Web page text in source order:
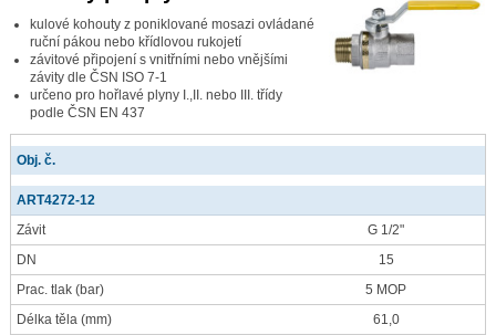
kulové kohouty z poniklované mosazi ovládané
ruční pákou nebo křídlovou rukojetí
závitové připojení s vnitřními nebo vnějšími
závity dle ČSN ISO 7-1
určeno pro hořlavé plyny I.,II. nebo III. třídy
podle ČSN EN 437
Obj. č.
ART4272-12
Závit
G 1/2"
DN
15
Prac. tlak (bar)
5 MOP
Délka těla (mm)
61,0